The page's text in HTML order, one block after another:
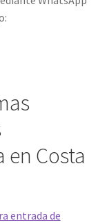
Costa
entrada de